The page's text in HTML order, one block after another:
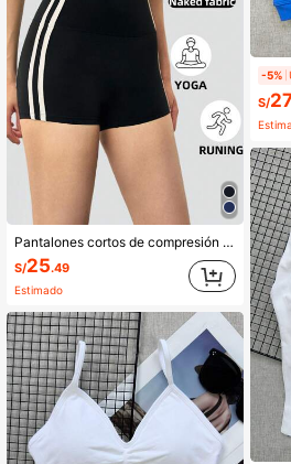
Pantalones cortos de compresión para mujer de cintura alta con bloques de color y rayas, elásticos y de secado rápido, apropiados para deportes de primavera y verano
S/25.49
Estimado
-5%
S/